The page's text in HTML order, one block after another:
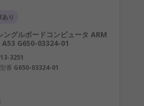
り
ングルボードコンピュータ ARM
G650-03324-01
3251
番 G650-03324-01